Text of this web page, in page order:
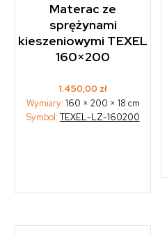
Materac ze
sprężynami
kieszeniowymi TEXEL
160×200
1.450,00 zł
Wymiary: 160 × 200 × 18 cm
Symbol:TEXEL-LZ-160200